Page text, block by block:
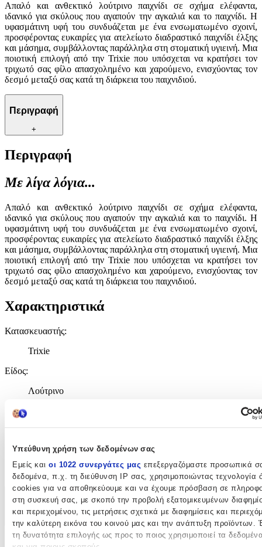
Υπεύθυνη χρήση των δεδομένων σας
Εμείς και οι 1022 συνεργάτες μας επεξεργαζόμαστε προσωπικά
δεδομένα, π.χ. τη διεύθυνση IP σας, χρησιμοποιώντας τεχνολογία
cookies για να αποθηκεύουμε και να έχουμε πρόσβαση σε
στη συσκευή σας, με σκοπό την προβολή εξατομικευμένων
και περιεχομένου, τις μετρήσεις σχετικά με διαφημίσεις και
την καλύτερη εικόνα του κοινού μας και την ανάπτυξη προϊόντων.
τη δυνατότητα επιλογής ως προς το ποιος χρησιμοποιεί τα
Απαλό και ανθεκτικό λούτρινο παιχνίδι σε σχήμα ελέφαντα,
ιδανικό για σκύλους που αγαπούν την αγκαλιά και το παιχνίδι. Η
υφασμάτινη υφή του συνδυάζεται με ένα ενσωματωμένο σχοινί,
προσφέροντας ευκαιρίες για ατελείωτο διαδραστικό παιχνίδι έλξης
και μάσημα, συμβάλλοντας παράλληλα στη στοματική υγιεινή. Μια
ποιοτική επιλογή από την Trixie που υπόσχεται να κρατήσει τον
τριχωτό σας φίλο απασχολημένο και χαρούμενο, ενισχύοντας τον
δεσμό μεταξύ σας κατά τη διάρκεια του παιχνιδιού.
Περιγραφή
+
Περιγραφή
Με λίγα λόγια...
Απαλό και ανθεκτικό λούτρινο παιχνίδι σε σχήμα ελέφαντα,
ιδανικό για σκύλους που αγαπούν την αγκαλιά και το παιχνίδι. Η
υφασμάτινη υφή του συνδυάζεται με ένα ενσωματωμένο σχοινί,
προσφέροντας ευκαιρίες για ατελείωτο διαδραστικό παιχνίδι έλξης
και μάσημα, συμβάλλοντας παράλληλα στη στοματική υγιεινή. Μια
ποιοτική επιλογή από την Trixie που υπόσχεται να κρατήσει τον
τριχωτό σας φίλο απασχολημένο και χαρούμενο, ενισχύοντας τον
δεσμό μεταξύ σας κατά τη διάρκεια του παιχνιδιού.
Χαρακτηριστικά
Κατασκευαστής:
Trixie
Είδος:
Λούτρινο
Χρώμα
Γκρι
Υλικό:
Υφασμάτινο
Χαρακτηριστικά
+